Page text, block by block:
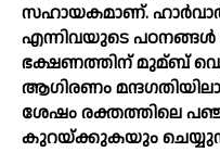
സഹായകമാണ്.
എന്നിവയുടെ പഠനങ്ങള്‍
ഭക്ഷണത്തിന് മുമ്ബ്
ആഗിരണം
ശേഷം രക്തത്തിലെ
കുറയ്ക്കുകയും